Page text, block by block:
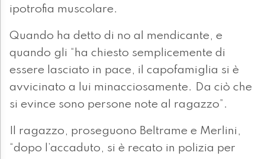
ipotrofia muscolare.
Quando ha detto di no al mendicante, e
quando gli “ha chiesto semplicemente di
essere lasciato in pace, il capofamiglia si è
avvicinato a lui minacciosamente. Da ciò che
si evince sono persone note al ragazzo”.
Il ragazzo, proseguono Beltrame e Merlini,
“dopo l’accaduto, si è recato in polizia per